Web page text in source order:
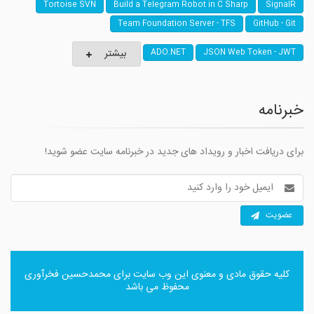
SignalR
Build a Telegram Robot in C Sharp
Tortoise SVN
GitHub - Git
Team Foundation Server - TFS
JSON Web Token - JWT
ADO.NET بیشتر
خبرنامه
برای دریافت اخبار و رویداد های جدید در خبرنامه سایت عضو شوید!
آدرس
ایمیل
عضویت
کلیه حقوق مادی و معنوی این وب سایت برایمحمدحسین فخرآوری
محفوظ می باشد